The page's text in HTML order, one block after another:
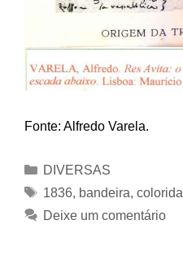
Fonte: Alfredo Varela.
Categorias
DIVERSAS
Tags
1836, bandeira, colorida
Deixe um comentário